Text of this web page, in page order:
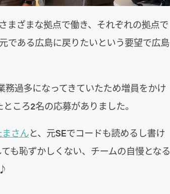
まざまな拠点で働き、それぞれの拠点で
である広島に戻りたいという要望で広島
過多になってきていたため増員をかけ
ころ2名の応募がありました。
まさんと、元SEでコードも読めるし書け
も恥ずかしくない、チームの自慢となる